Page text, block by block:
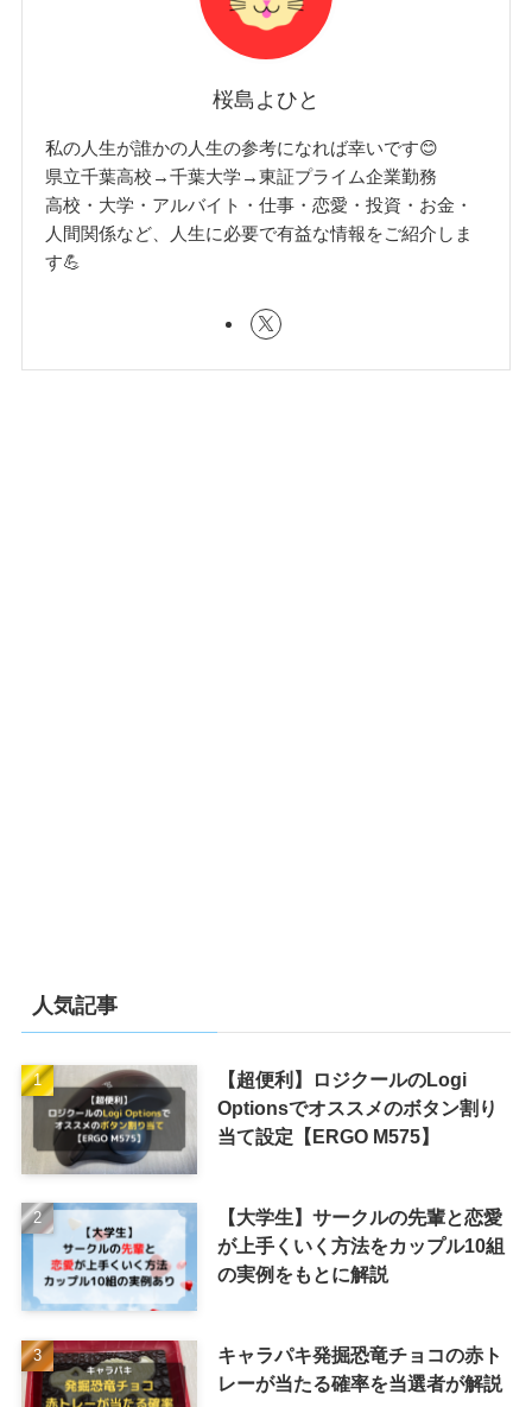
桜島よひと
私の人生が誰かの人生の参考になれば幸いです😊
県立千葉高校→千葉大学→東証プライム企業勤務
高校・大学・アルバイト・仕事・恋愛・投資・お金・
人間関係など、人生に必要で有益な情報をご紹介しま
す💪
人気記事
【超便利】ロジクールのLogi
Optionsでオススメのボタン割り
当て設定【ERGO M575】
【大学生】サークルの先輩と恋愛
が上手くいく方法をカップル10組
の実例をもとに解説
キャラパキ発掘恐竜チョコの赤ト
レーが当たる確率を当選者が解説